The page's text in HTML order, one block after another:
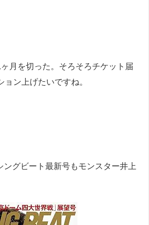
月を切った。そろそろチケット届
ョン上げたいですね。
ングビート最新号もモンスター井上